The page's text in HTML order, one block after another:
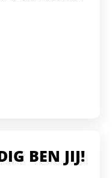
BEN JIJ!